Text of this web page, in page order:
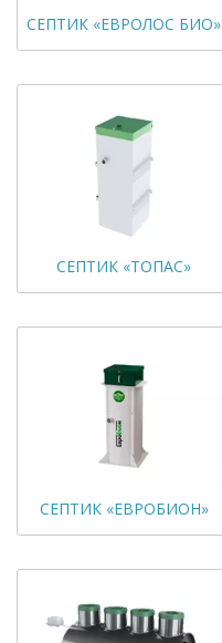
СЕПТИК «ЕВРОЛОС БИО»
СЕПТИК «ТОПАС»
СЕПТИК «ЕВРОБИОН»